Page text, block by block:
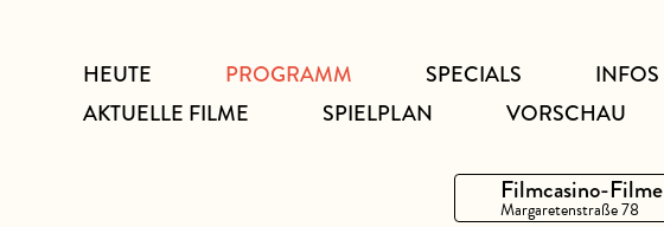
HEUTE
PROGRAMM
AKTUELLE FILME
SPIELPLAN VORSCHAU
SPECIALS INFOS
Filmcasino-Filme
Margaretenstraße 78